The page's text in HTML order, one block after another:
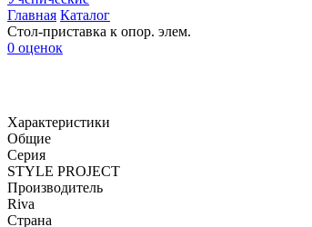
Главная Каталог
Стол-приставка к опор. элем.
0 оценок
Характеристики
Общие
Серия
STYLE PROJECT
Производитель
Riva
Страна